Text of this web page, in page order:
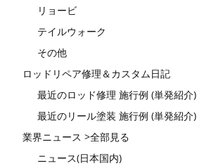
リョービ
テイルウォーク
その他
ロッドリペア修理＆カスタム日記
最近のロッド修理 施行例 (単発紹介)
最近のリール塗装 施行例 (単発紹介)
業界ニュース >全部見る
ニュース(日本国内)